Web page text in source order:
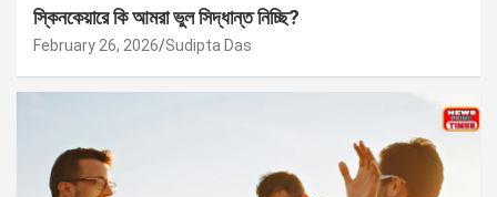
স্কিনকেয়ারে কি আমরা ভুল সিদ্ধান্ত নিচ্ছি?
February 26, 2026 Sudipta Das